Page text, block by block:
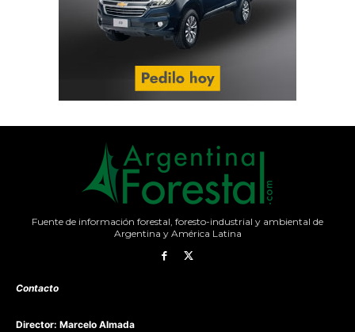
Fuente de información forestal, foresto-industrial y ambiental de
Argentina y América Latina
Contacto
Director: Marcelo Almada